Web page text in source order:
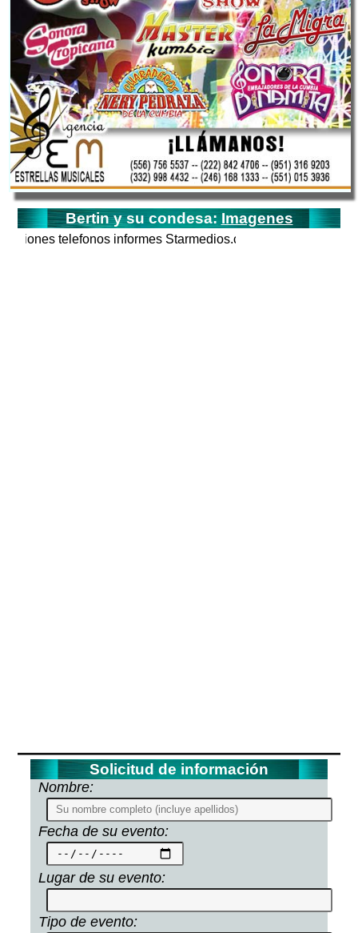
Bertin y su condesa:Imagenes
Solicitud de información
Nombre:
Fecha de su evento:
Lugar de su evento:
Tipo de evento: